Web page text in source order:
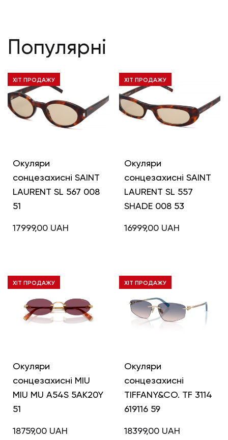
Популярні
ХІТ ПРОДАЖУ
Окуляри
сонцезахисні SAINT
LAURENT SL 567 008
51
17999,00 UAH
ХІТ ПРОДАЖУ
Окуляри
сонцезахисні SAINT
LAURENT SL 557
SHADE 008 53
16999,00 UAH
ХІТ ПРОДАЖУ
Окуляри
сонцезахисні MIU
MIU MU A54S 5AK20Y
51
18759,00 UAH
ХІТ ПРОДАЖУ
Окуляри
сонцезахисні
TIFFANY&CO. TF 3114
619116 59
18399,00 UAH